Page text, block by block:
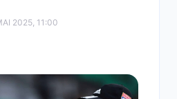
2025, 11:00